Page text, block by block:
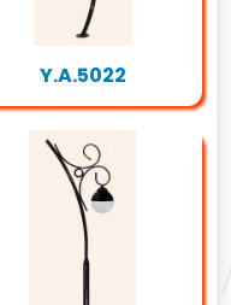
Y.A.5022